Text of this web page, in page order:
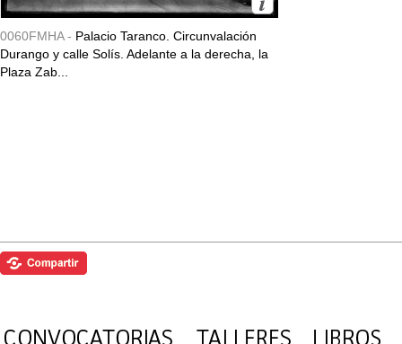
0060FMHA - Palacio Taranco. Circunvalación
Durango y calle Solís. Adelante a la derecha, la
Plaza Zab...